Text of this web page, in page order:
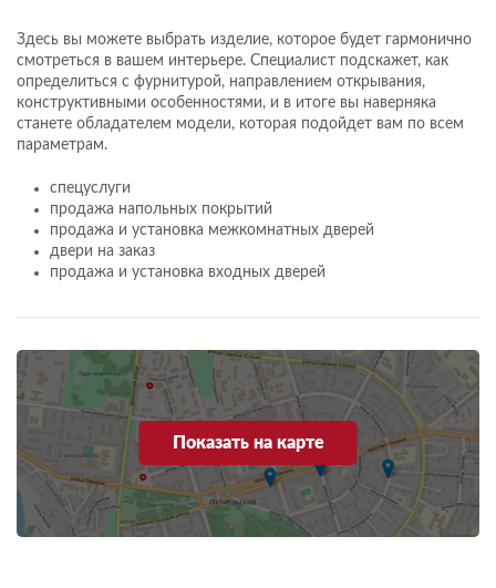
Здесь вы можете выбрать изделие, которое будет гармонично
смотреться в вашем интерьере. Специалист подскажет, как
определиться с фурнитурой, направлением открывания,
конструктивными особенностями, и в итоге вы наверняка
станете обладателем модели, которая подойдет вам по всем
параметрам.
спецуслуги
продажа напольных покрытий
продажа и установка межкомнатных дверей
двери на заказ
продажа и установка входных дверей
Показать на карте